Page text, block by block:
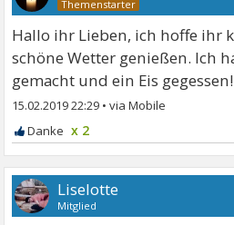
Hallo ihr Lieben, ich hoffe ihr
schöne Wetter genießen. Ich
gemacht und ein Eis
15.02.2019 22:29 •
x 2
Liselotte
Mitglied